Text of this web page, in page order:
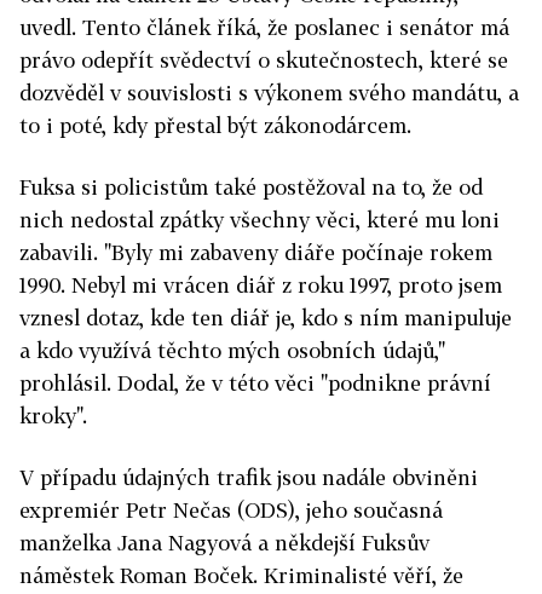
uvedl. Tento článek říká, že poslanec i senátor má
právo odepřít svědectví o skutečnostech, které se
dozvěděl v souvislosti s výkonem svého mandátu, a
to i poté, kdy přestal být zákonodárcem.
Fuksa si policistům také postěžoval na to, že od
nich nedostal zpátky všechny věci, které mu loni
zabavili. "Byly mi zabaveny diáře počínaje rokem
1990. Nebyl mi vrácen diář z roku 1997, proto jsem
vznesl dotaz, kde ten diář je, kdo s ním manipuluje
a kdo využívá těchto mých osobních údajů,"
prohlásil. Dodal, že v této věci "podnikne právní
kroky".
V případu údajných trafik jsou nadále obviněni
expremiér Petr Nečas (ODS), jeho současná
manželka Jana Nagyová a někdejší Fuksův
náměstek Roman Boček. Kriminalisté věří, že